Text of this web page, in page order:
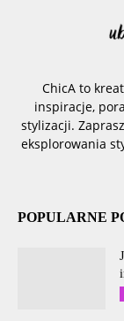
ChicA to
inspiracje,
stylizacji.
eksplorowania
POPULARNE